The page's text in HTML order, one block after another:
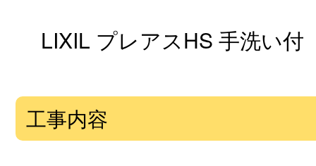
LIXIL プレアスHS 手洗い付
工事内容